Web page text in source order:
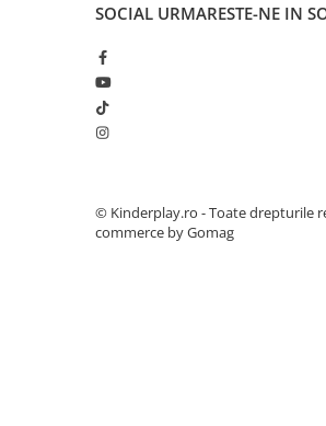
SOCIAL URMARESTE-NE IN
© Kinderplay.ro - Toate drepturile
commerce by Gomag